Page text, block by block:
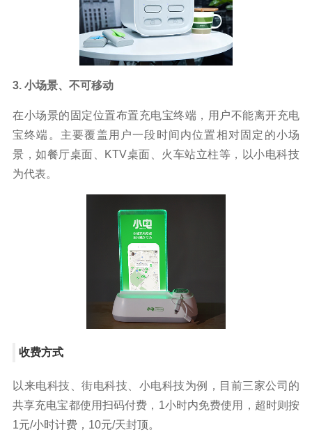
3. 小场景、不可移动
在小场景的固定位置布置充电宝终端，用户不能离开充电
宝终端。主要覆盖用户一段时间内位置相对固定的小场
景，如餐厅桌面、KTV桌面、火车站立柱等，以小电科技
为代表。
收费方式
以来电科技、街电科技、小电科技为例，目前三家公司的
共享充电宝都使用扫码付费，1小时内免费使用，超时则按
1元/小时计费，10元/天封顶。